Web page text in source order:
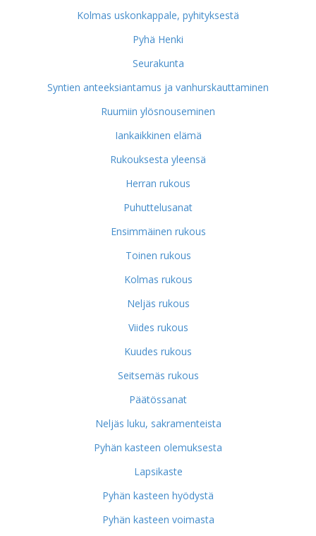
Kolmas uskonkappale, pyhityksestä
Pyhä Henki
Seurakunta
Syntien anteeksiantamus ja vanhurskauttaminen
Ruumiin ylösnouseminen
Iankaikkinen elämä
Rukouksesta yleensä
Herran rukous
Puhuttelusanat
Ensimmäinen rukous
Toinen rukous
Kolmas rukous
Neljäs rukous
Viides rukous
Kuudes rukous
Seitsemäs rukous
Päätössanat
Neljäs luku, sakramenteista
Pyhän kasteen olemuksesta
Lapsikaste
Pyhän kasteen hyödystä
Pyhän kasteen voimasta